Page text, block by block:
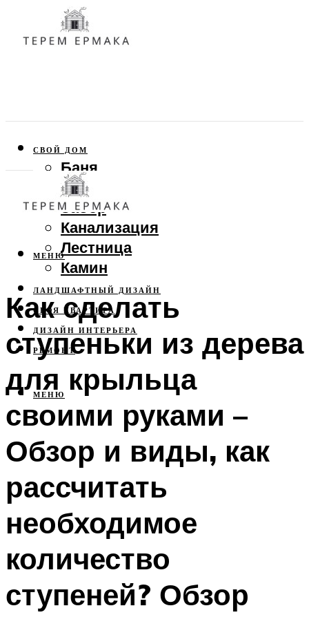
СВОЙ ДОМ
Баня
Веранда
Забор
Канализация
Лестница
Камин
ЛАНДШАФТНЫЙ ДИЗАЙН
СВОЯ КВАРТИРА
ДИЗАЙН ИНТЕРЬЕРА
РЕМОНТ
МЕНЮ
МЕНЮ
Как сделать
ступеньки из дерева
для крыльца
своими руками –
Обзор и виды, как
рассчитать
необходимое
количество
ступеней? Обзор